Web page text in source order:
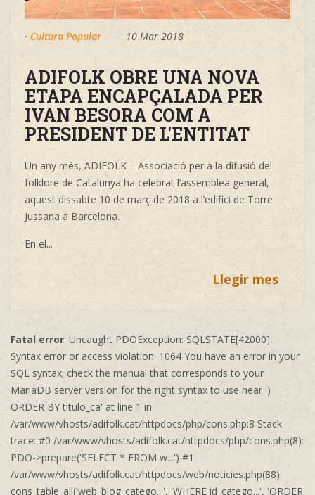
· Cultura Popular 10 Mar 2018
ADIFOLK OBRE UNA NOVA
ETAPA ENCAPÇALADA PER
IVAN BESORA COM A
PRESIDENT DE L'ENTITAT
Un any més, ADIFOLK – Associació per a la difusió del
folklore de Catalunya ha celebrat l’assemblea general,
aquest dissabte 10 de març de 2018 a l’edifici de Torre
Jussana a Barcelona.
En el...
Llegir mes
Fatal error: Uncaught PDOException: SQLSTATE[42000]:
Syntax error or access violation: 1064 You have an error in your
SQL syntax; check the manual that corresponds to your
MariaDB server version for the right syntax to use near ')
ORDER BY titulo_ca' at line 1 in
/var/www/vhosts/adifolk.cat/httpdocs/php/cons.php:8 Stack
trace: #0 /var/www/vhosts/adifolk.cat/httpdocs/php/cons.php(8):
PDO->prepare('SELECT * FROM w...') #1
/var/www/vhosts/adifolk.cat/httpdocs/web/noticies.php(88):
cons_table_all('web_blog_catego...', 'WHERE id_catego...', 'ORDER